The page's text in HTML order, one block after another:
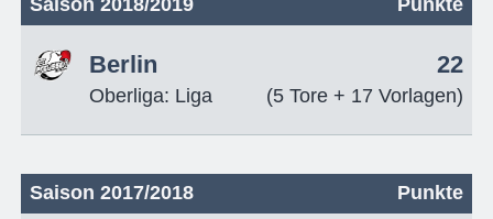
Berlin
Oberliga: Liga
22
(5 Tore + 17 Vorlagen)
Saison 2017/2018 Punkte